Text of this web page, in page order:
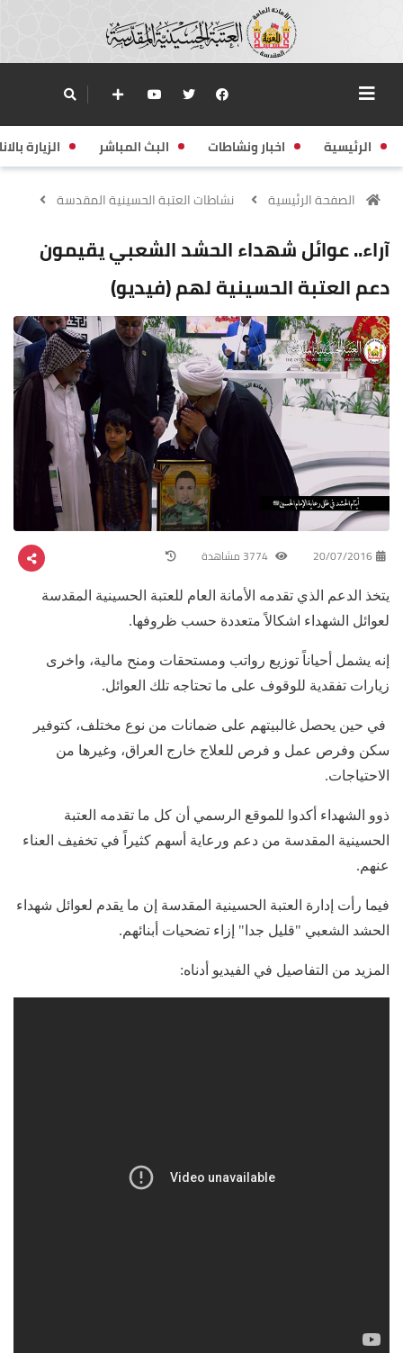
الرئيسية اخبار ونشاطات البث المباشر الزيارة
الصفحة الرئيسية نشاطات العتبة الحسينية المقدسة
آراء.. عوائل شهداء الحشد الشعبي يقيمون
دعم العتبة الحسينية لهم (فيديو)
20/07/2016
يتخذ الدعم الذي تقدمه الأمانة العام للعتبة الحسينية المقدسة
لعوائل الشهداء اشكالاً متعددة حسب ظروفها.
إنه يشمل أحياناً توزيع رواتب ومستحقات ومنح مالية، واخرى
زيارات تفقدية للوقوف على ما تحتاجه تلك العوائل.
في حين يحصل غالبيتهم على ضمانات من نوع مختلف، كتوفير
سكن وفرص عمل و فرص للعلاج خارج العراق، وغيرها من
الاحتياجات.
ذوو الشهداء أكدوا للموقع الرسمي أن كل ما تقدمه العتبة
الحسينية المقدسة من دعم ورعاية أسهم كثيراً في تخفيف العناء
عنهم.
فيما رأت إدارة العتبة الحسينية المقدسة إن ما يقدم لعوائل شهداء
الحشد الشعبي "قليل جدا" إزاء تضحيات أبنائهم.
المزيد من التفاصيل في الفيديو أدناه: